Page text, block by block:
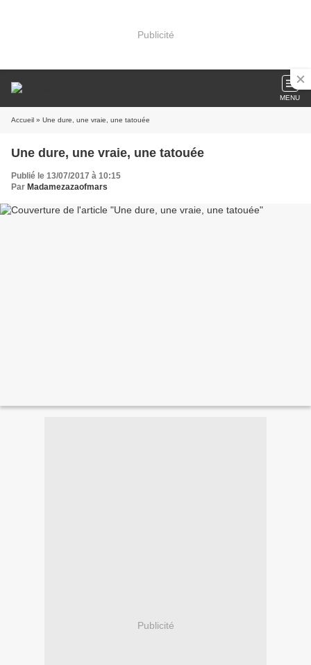
Publicité
MENU
Accueil » Une dure, une vraie, une tatouée
Une dure, une vraie, une tatouée
Publié le 13/07/2017 à 10:15
Par Madamezazaofmars
Publicité